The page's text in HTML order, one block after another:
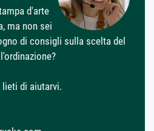
d'arte
ma non sei
di consigli sulla scelta del
di aiutarvi.